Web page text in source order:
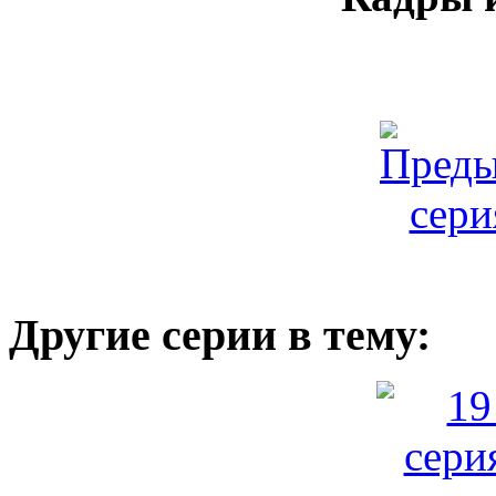
Другие серии в тему: